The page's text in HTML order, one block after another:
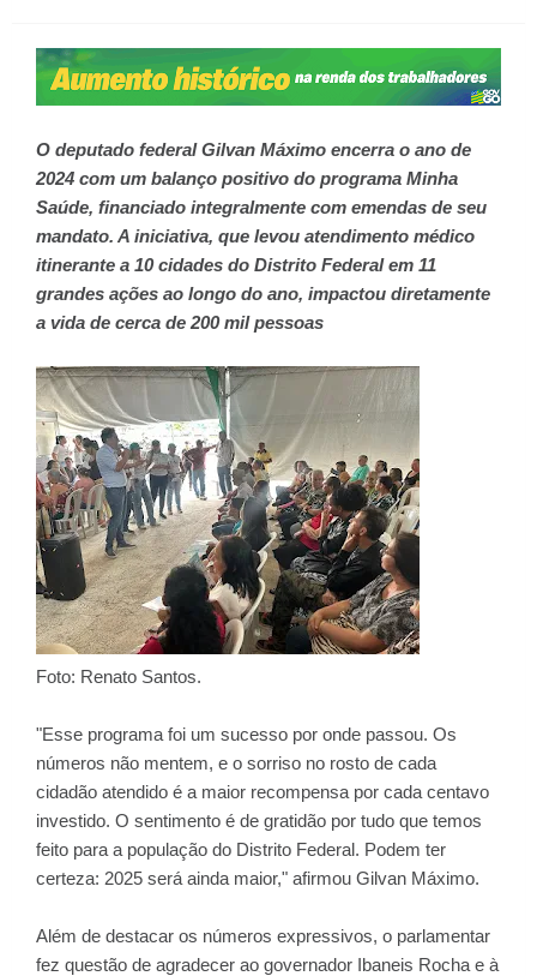
O deputado federal Gilvan Máximo encerra o ano de
2024 com um balanço positivo do programa Minha
Saúde, financiado integralmente com emendas de seu
mandato. A iniciativa, que levou atendimento médico
itinerante a 10 cidades do Distrito Federal em 11
grandes ações ao longo do ano, impactou diretamente
a vida de cerca de 200 mil pessoas
Foto: Renato Santos.
"Esse programa foi um sucesso por onde passou. Os
números não mentem, e o sorriso no rosto de cada
cidadão atendido é a maior recompensa por cada centavo
investido. O sentimento é de gratidão por tudo que temos
feito para a população do Distrito Federal. Podem ter
certeza: 2025 será ainda maior," afirmou Gilvan Máximo.
Além de destacar os números expressivos, o parlamentar
fez questão de agradecer ao governador Ibaneis Rocha e à